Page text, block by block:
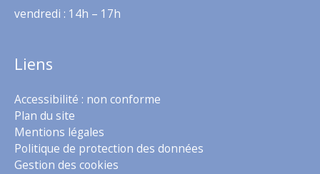
vendredi : 14h – 17h
Liens
Accessibilité : non conforme
Plan du site
Mentions légales
Politique de protection des données
Gestion des cookies